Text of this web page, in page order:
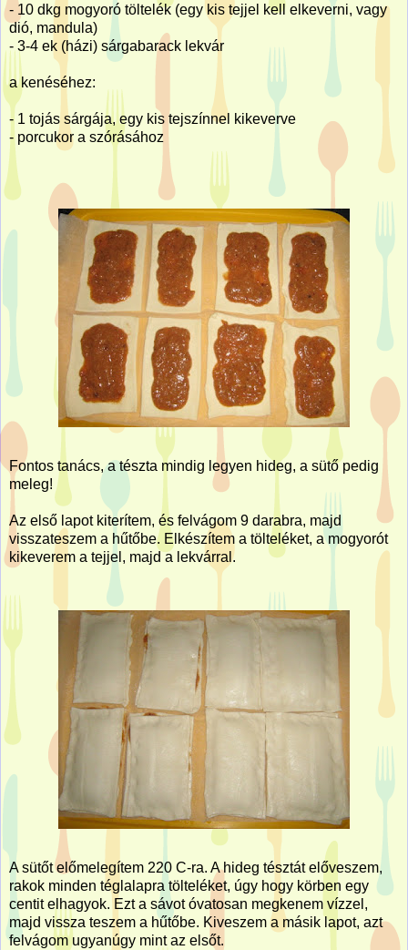
- 10 dkg mogyoró töltelék (egy kis tejjel kell elkeverni, vagy
dió, mandula)
- 3-4 ek (házi) sárgabarack lekvár
a kenéséhez:
- 1 tojás sárgája, egy kis tejszínnel kikeverve
- porcukor a szórásához
Fontos tanács, a tészta mindig legyen hideg, a sütő pedig
meleg!
Az első lapot kiterítem, és felvágom 9 darabra, majd
visszateszem a hűtőbe. Elkészítem a tölteléket, a mogyorót
kikeverem a tejjel, majd a lekvárral.
A sütőt előmelegítem 220 C-ra. A hideg tésztát előveszem,
rakok minden téglalapra tölteléket, úgy hogy körben egy
centit elhagyok. Ezt a sávot óvatosan megkenem vízzel,
majd vissza teszem a hűtőbe. Kiveszem a másik lapot, azt
felvágom ugyanúgy mint az elsőt.